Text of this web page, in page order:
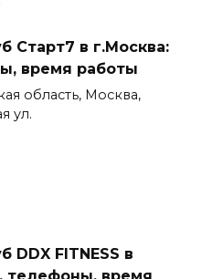
Старт7 в г.Москва:
время работы
область, Москва,
ул.
DDX FITNESS в
телефоны, время